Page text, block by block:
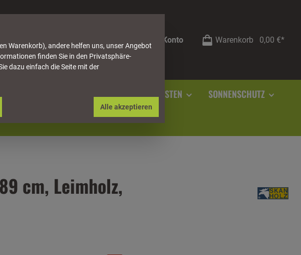
Mein Konto Warenkorb 0,00 €*
NATURSTEIN SOCKELLEISTEN SONNENSCHUTZ
cm, Leimholz,
Warenkorb), andere helfen uns, unser Angebot
finden Sie in den Privatsphäre-
dazu einfach die Seite mit der
Alle akzeptieren